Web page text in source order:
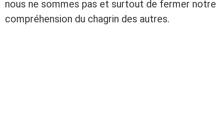
nous ne sommes pas et surtout de fermer notre
compréhension du chagrin des autres.